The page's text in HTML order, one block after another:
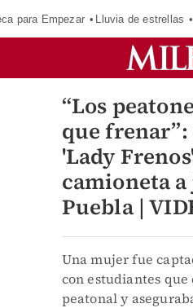
para Empezar Lluvia de estrellas
“Los
que
'Lady
camioneta
Puebla |
Una mujer fue
con estudiantes
peatonal y